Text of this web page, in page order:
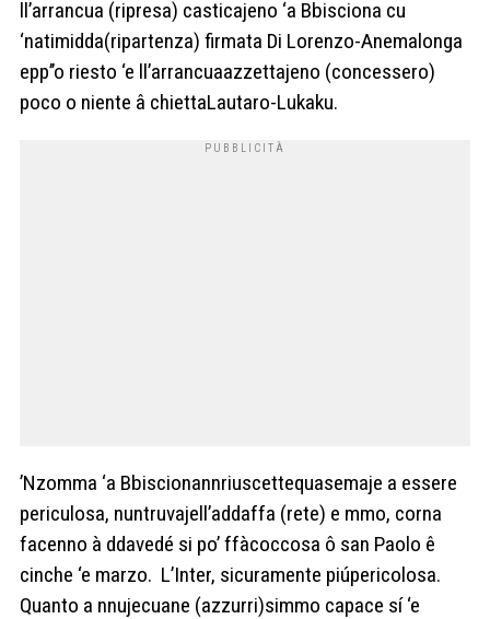
ll’arrancua (ripresa) casticajeno ‘a Bbisciona cu
‘natimidda(ripartenza) firmata Di Lorenzo-Anemalonga
epp’’o riesto ‘e ll’arrancuaazzettajeno (concessero)
poco o niente â chiettaLautaro-Lukaku.
’Nzomma ‘a Bbiscionannriuscettequasemaje a essere
periculosa, nuntruvajell’addaffa (rete) e mmo, corna
facenno à ddavedé si po’ ffàcoccosa ô san Paolo ê
cinche ‘e marzo. L’Inter, sicuramente piúpericolosa.
Quanto a nnujecuane (azzurri)simmo capace sí ‘e